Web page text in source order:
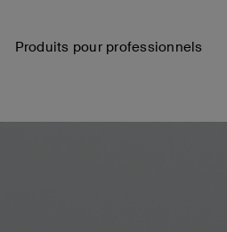
Produits pour professionnels